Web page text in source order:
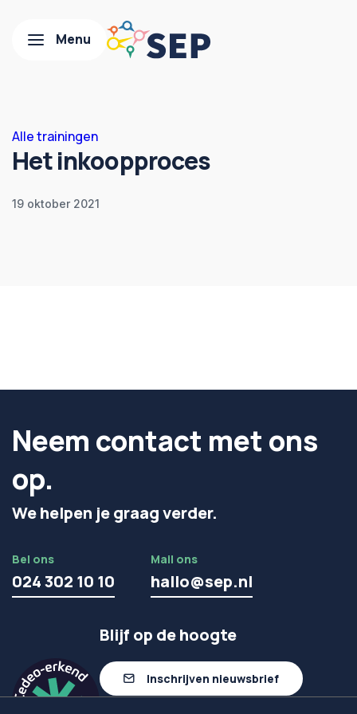
Alle trainingen
Het inkoopproces
19 oktober 2021
Neem contact met ons
op.
We helpen je graag verder.
Bel ons
024 302 10 10
Mail ons
hallo@sep.nl
Blijf op de hoogte
Inschrijven nieuwsbrief